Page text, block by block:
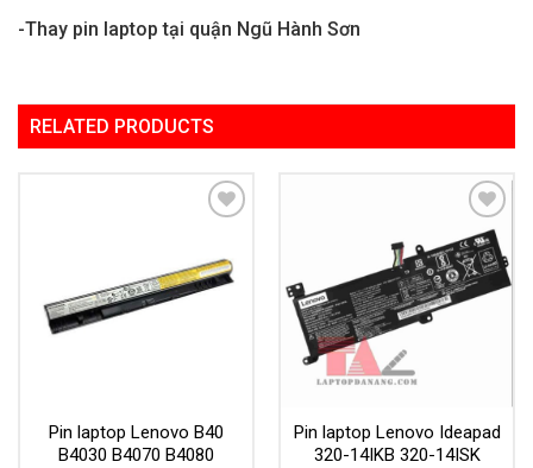
-Thay pin laptop tại quận Ngũ Hành Sơn
RELATED PRODUCTS
Pin laptop Lenovo B40
B4030 B4070 B4080
Add to
Wishlist
Pin laptop Lenovo Ideapad
320-14IKB 320-14ISK